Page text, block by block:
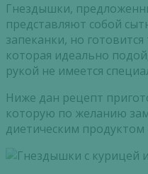
Гнездышки,
представляют собой
запеканки, но
которая идеально
рукой не имеется
Ниже дан рецепт
которую по желанию
диетическим